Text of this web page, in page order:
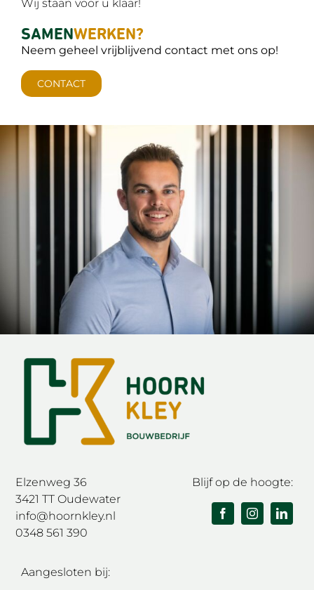
Wij staan voor u klaar!
SAMENWERKEN?
Neem geheel vrijblijvend contact met ons op!
CONTACT
Elzenweg 36
3421 TT Oudewater
info@hoornkley.nl
0348 561 390
Blijf op de hoogte:
Aangesloten bij: